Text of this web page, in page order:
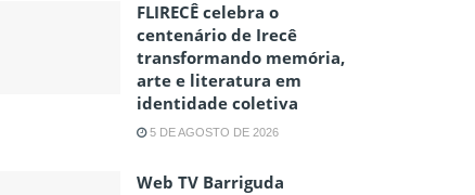
FLIRECÊ celebra o
centenário de Irecê
transformando memória,
arte e literatura em
identidade coletiva
5 DE AGOSTO DE 2026
Web TV Barriguda